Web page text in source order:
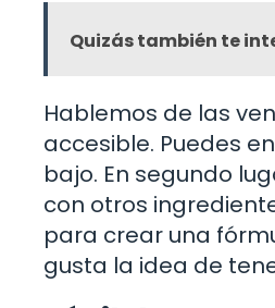
Quizás también te
Hablemos de las
accesible. Puedes
bajo. En segundo
con otros
para crear una
gusta la idea de